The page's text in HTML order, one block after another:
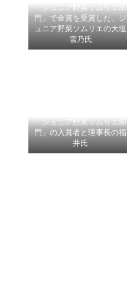
「ジュニア野菜ソムリエ部
門」で金賞を受賞した、ジ
ュニア野菜ソムリエの大塩
雪乃氏
「ジュニア野菜ソムリエ部
門」の入賞者と理事長の福
井氏